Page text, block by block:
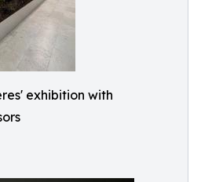
exhibition with